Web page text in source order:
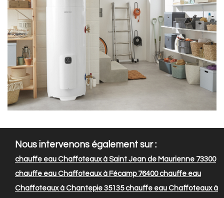
Nous intervenons également sur :
chauffe eau Chaffoteaux à Saint Jean de Maurienne 73300
chauffe eau Chaffoteaux à Fécamp 76400chauffe eau
Chaffoteaux à Chantepie 35135chauffe eau Chaffoteaux à